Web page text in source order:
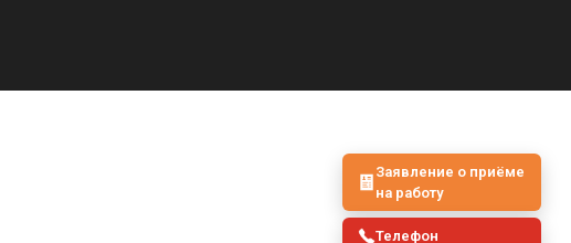
Заявление о приёме
на работу
Телефон